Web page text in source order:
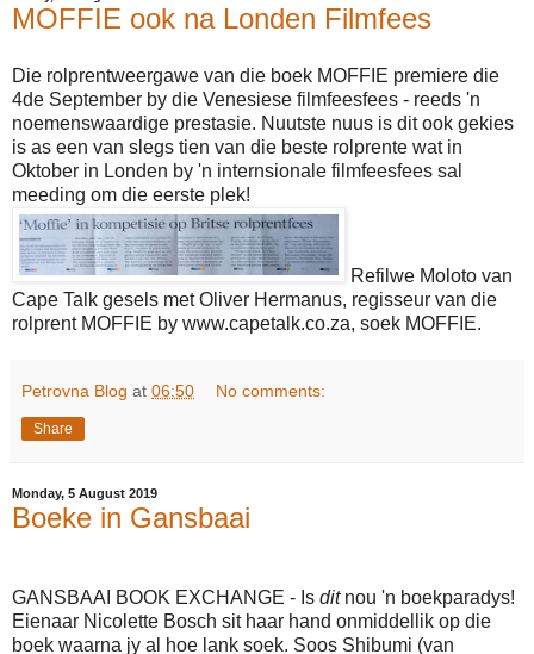
MOFFIE ook na Londen Filmfees
Die rolprentweergawe van die boek MOFFIE premiere die
4de September by die Venesiese filmfeesfees - reeds 'n
noemenswaardige prestasie. Nuutste nuus is dit ook gekies
is as een van slegs tien van die beste rolprente wat in
Oktober in Londen by 'n internsionale filmfeesfees sal
meeding om die eerste plek!
Refilwe Moloto van
Cape Talk gesels met Oliver Hermanus, regisseur van die
rolprent MOFFIE by www.capetalk.co.za, soek MOFFIE.
Petrovna Blog at 06:50 No comments:
Share
Monday, 5 August 2019
Boeke in Gansbaai
GANSBAAI BOOK EXCHANGE - Is dit nou 'n boekparadys!
Eienaar Nicolette Bosch sit haar hand onmiddellik op die
boek waarna jy al hoe lank soek. Soos Shibumi (van